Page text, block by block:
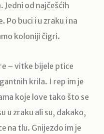
Jedni od najčešćih
Po buci i u zraku i na
koloniji čigri.
– vitke bijele ptice
krila. I rep im je
koje love tako što se
u zraku ali su, dakako,
na tlu. Gnijezdo im je